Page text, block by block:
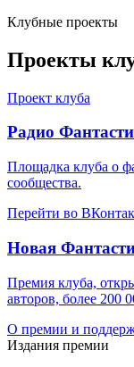
Клубные проекты
Проекты
Проект клуба
Радио
Площадка клуба о
сообщества.
Перейти во
Новая
Премия клуба,
авторов, более 200
О премии и
Издания премии